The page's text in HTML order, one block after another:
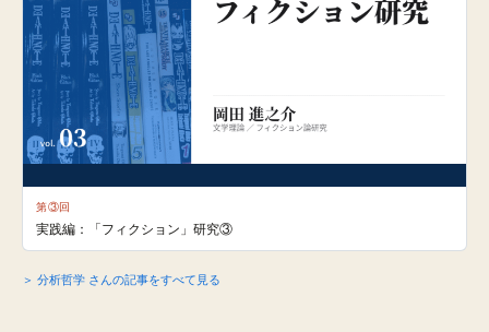
第③回
実践編：「フィクション」研究③
＞ 分析哲学 さんの記事をすべて見る